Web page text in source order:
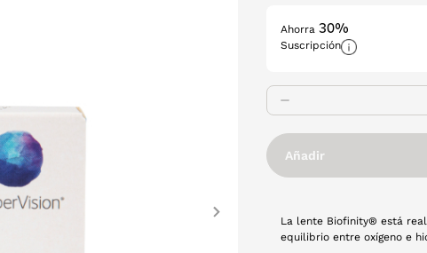
Ahorra 30%
Suscripción
Añadir
La lente Biofinity® está
equilibrio entre oxígeno e